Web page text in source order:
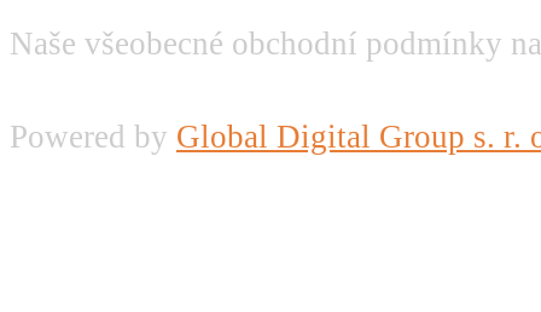
Naše všeobecné obchodní podmínky
Powered by Global Digital Group s. r.